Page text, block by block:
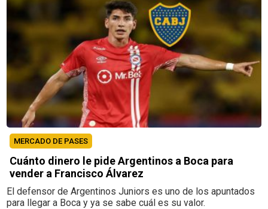
MERCADO DE PASES
Cuánto dinero le pide Argentinos a Boca para
vender a Francisco Álvarez
El defensor de Argentinos Juniors es uno de los apuntados
para llegar a Boca y ya se sabe cuál es su valor.